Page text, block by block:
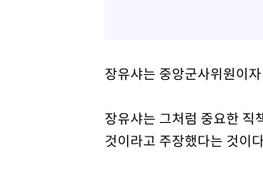
장유샤는 중앙군사위원이
장유샤는 그처럼 중요한 직
것이라고 주장했다는 것이